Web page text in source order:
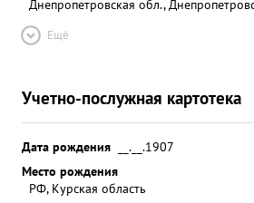
Днепропетровская обл.,
Ещё
Учетно-послужная картотека
Дата рождения
__.__.1907
Место рождения
РФ, Курская область